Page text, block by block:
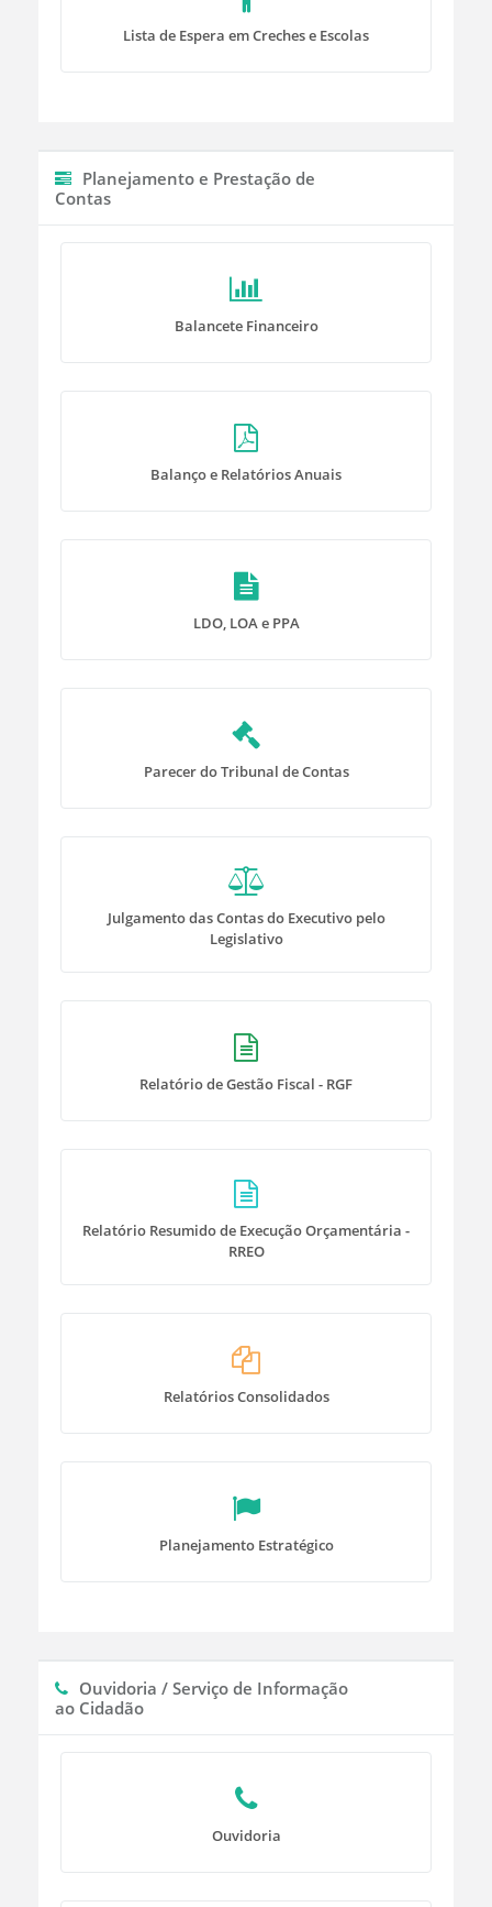
Lista de Espera em Creches e Escolas
Planejamento e Prestação de
Contas
Balancete Financeiro
Balanço e Relatórios Anuais
LDO, LOA e PPA
Parecer do Tribunal de Contas
Julgamento das Contas do Executivo pelo
Legislativo
Relatório de Gestão Fiscal - RGF
Relatório Resumido de Execução Orçamentária -
RREO
Relatórios Consolidados
Planejamento Estratégico
Ouvidoria / Serviço de Informação
ao Cidadão
Ouvidoria